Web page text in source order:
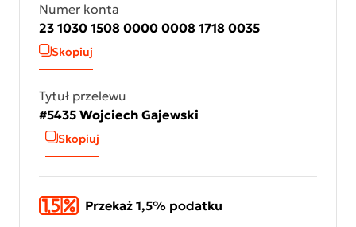
Numer konta
23 1030 1508 0000 0008 1718 0035
Skopiuj
Tytuł przelewu
#5435 Wojciech Gajewski
Skopiuj
Przekaż 1,5% podatku